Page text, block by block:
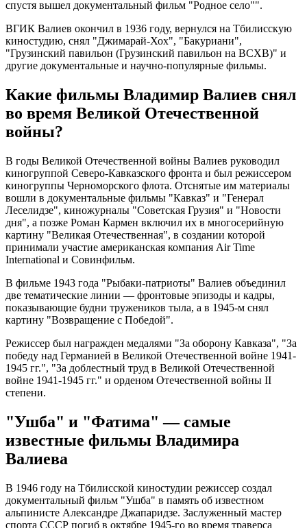
спустя вышел документальный фильм "Родное село"".
ВГИК Валиев окончил в 1936 году, вернулся на Тбилисскую
киностудию, снял "Джимарай-Хох", "Бакуриани",
"Грузинский павильон (Грузинский павильон на ВСХВ)" и
другие документальные и научно-популярные фильмы.
Какие фильмы Владимир Валиев снял
во время Великой Отечественной
войны?
В годы Великой Отечественной войны Валиев руководил
киногруппой Северо-Кавказского фронта и был режиссером
киногруппы Черноморского флота. Отснятые им материалы
вошли в документальные фильмы "Кавказ" и "Генерал
Леселидзе", киножурналы "Советская Грузия" и "Новости
дня", а позже Роман Кармен включил их в многосерийную
картину "Великая Отечественная", в создании которой
принимали участие американская компания Air Time
International и Совинфильм.
В фильме 1943 года "Рыбаки-патриоты" Валиев объединил
две тематические линии — фронтовые эпизоды и кадры,
показывающие будни тружеников тыла, а в 1945-м снял
картину "Возвращение с Победой".
Режиссер был награжден медалями "За оборону Кавказа", "За
победу над Германией в Великой Отечественной войне 1941-
1945 гг.", "За доблестный труд в Великой Отечественной
войне 1941-1945 гг." и орденом Отечественной войны II
степени.
"Ушба" и "Фатима" — самые
известные фильмы Владимира
Валиева
В 1946 году на Тбилисской киностудии режиссер создал
документальный фильм "Ушба" в память об известном
альпинисте Александре Джапаридзе. Заслуженный мастер
спорта СССР погиб в октябре 1945-го во время траверса